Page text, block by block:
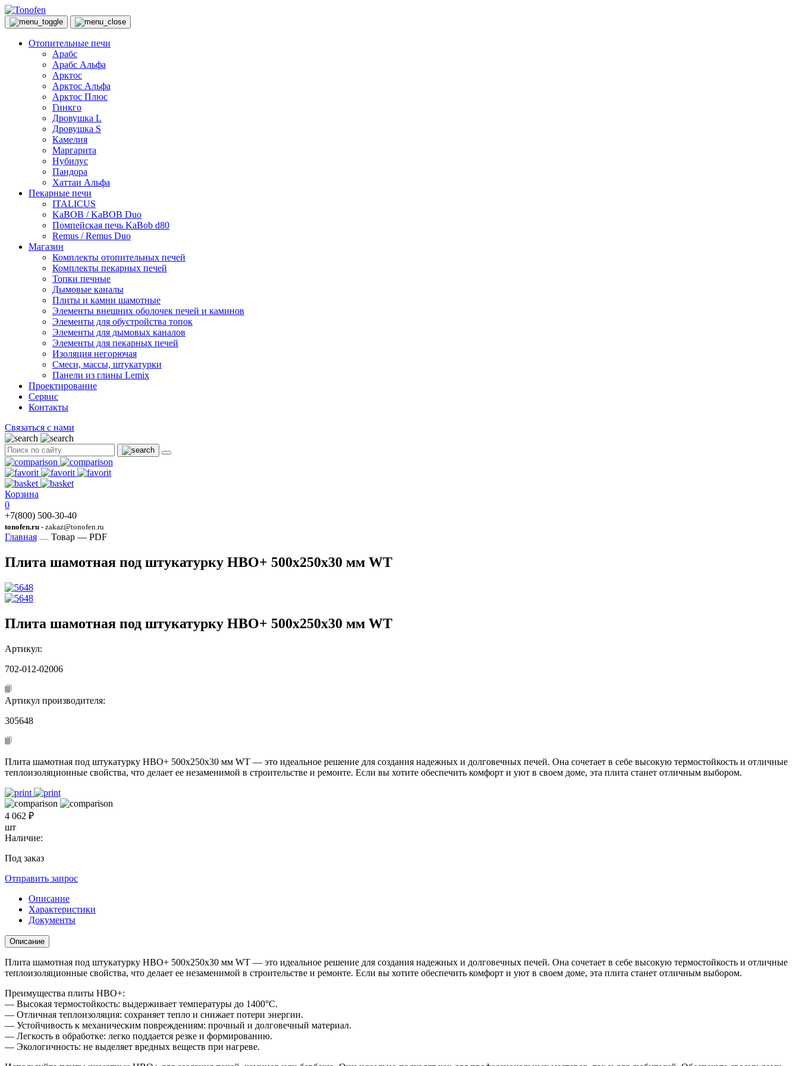
Отопительные печи
Арабс
Арабс Альфа
Арктос
Арктос Альфа
Арктос Плюс
Гинкго
Дровушка L
Дровушка S
Камелия
Маргарита
Нубилус
Пандора
Хаттаи Альфа
Пекарные печи
ITALICUS
KaBOB / KaBOB Duo
Помпейская печь KaBob d80
Remus / Remus Duo
Магазин
Комплекты отопительных печей
Комплекты пекарных печей
Топки печные
Дымовые каналы
Плиты и камни шамотные
Элементы внешних оболочек печей и каминов
Элементы для обустройства топок
Элементы для дымовых каналов
Элементы для пекарных печей
Изоляция негорючая
Смеси, массы, штукатурки
Панели из глины Lemix
Проектирование
Сервис
Контакты
Связаться с нами
Корзина
0
+7(800) 500-30-40
tonofen.ru - zakaz@tonofen.ru
Главная Товар — PDF
Плита шамотная под штукатурку НВО+ 500х250х30 мм WT
Плита шамотная под штукатурку НВО+ 500х250х30 мм WT
Артикул:
702-012-02006
Артикул производителя:
305648
Плита шамотная под штукатурку НВО+ 500х250х30 мм WT — это идеальное решение для создания надежных и долговечных печей. Она сочетает в себе высокую термостойкость и отличные
теплоизоляционные свойства, что делает ее незаменимой в строительстве и ремонте. Если вы хотите обеспечить комфорт и уют в своем доме, эта плита станет отличным выбором.
4 062 ₽
шт
Наличие:
Под заказ
Отправить запрос
Описание
Характеристики
Документы
Описание
Плита шамотная под штукатурку НВО+ 500х250х30 мм WT — это идеальное решение для создания надежных и долговечных печей. Она сочетает в себе высокую термостойкость и отличные
теплоизоляционные свойства, что делает ее незаменимой в строительстве и ремонте. Если вы хотите обеспечить комфорт и уют в своем доме, эта плита станет отличным выбором.
Преимущества плиты НВО+:
— Высокая термостойкость: выдерживает температуры до 1400°C.
— Отличная теплоизоляция: сохраняет тепло и снижает потери энергии.
— Устойчивость к механическим повреждениям: прочный и долговечный материал.
— Легкость в обработке: легко поддается резке и формированию.
— Экологичность: не выделяет вредных веществ при нагреве.